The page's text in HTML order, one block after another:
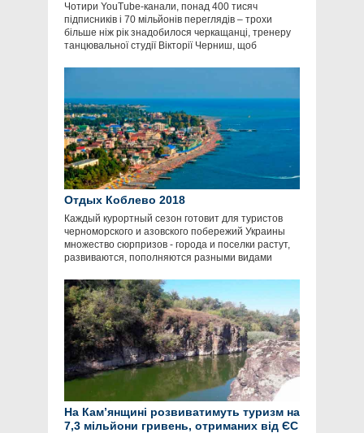
Чотири YouTube-канали, понад 400 тисяч
підписників і 70 мільйонів переглядів – трохи
більше ніж рік знадобилося черкащанці, тренеру
танцювальної студії Вікторії Черниш, щоб
Отдых Коблево 2018
Каждый курортный сезон готовит для туристов
черноморского и азовского побережий Украины
множество сюрпризов - города и поселки растут,
развиваются, пополняются разными видами
На Кам’янщині розвиватимуть туризм на
7,3 мільйони гривень, отриманих від ЄС